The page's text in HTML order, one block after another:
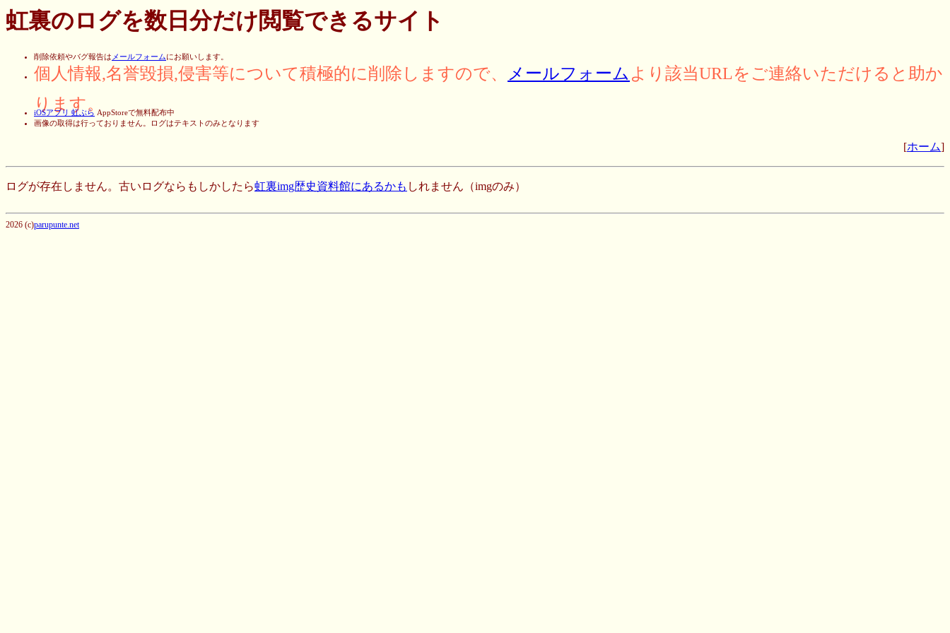
虹裏のログを数日分だけ閲覧できるサイト
削除依頼やバグ報告はメールフォームにお願いします。
個人情報,名誉毀損,侵害等について積極的に削除しますので、 メールフォーム より該当URLをご連絡いただけると助か
ります。
iOSアプリ 虹ぶら AppStoreで無料配布中
画像の取得は行っておりません。ログはテキストのみとなります
[ホーム]
ログが存在しません。古いログならもしかしたら虹裏img歴史資料館にあるかも しれません（imgのみ）
2026 (c)parupunte.net